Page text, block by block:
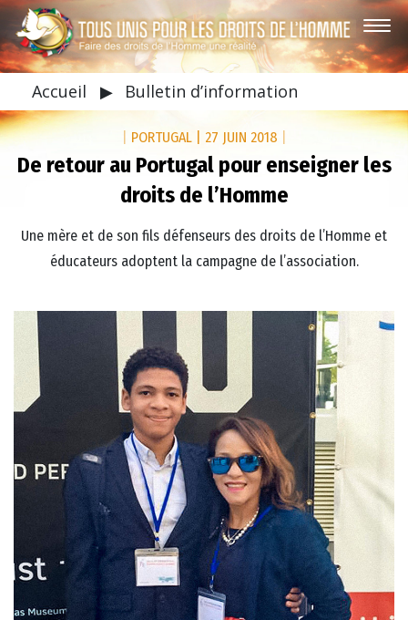
Accueil ▶ Bulletin d’information
PORTUGAL 27 JUIN 2018
De retour au Portugal pour enseigner les
droits de l’Homme
Une mère et de son fils défenseurs des droits de l’Homme et
éducateurs adoptent la campagne de l’association.